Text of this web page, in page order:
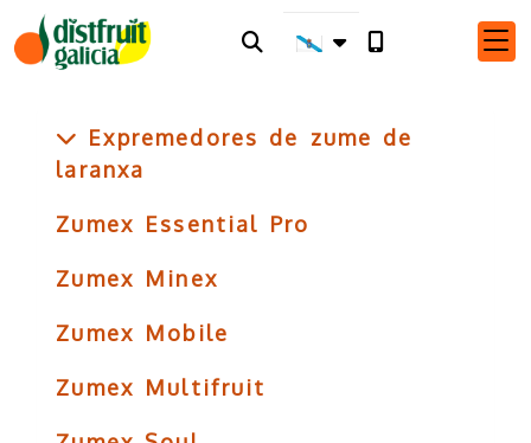
Expremedores de zume de
laranxa
Zumex Essential Pro
Zumex Minex
Zumex Mobile
Zumex Multifruit